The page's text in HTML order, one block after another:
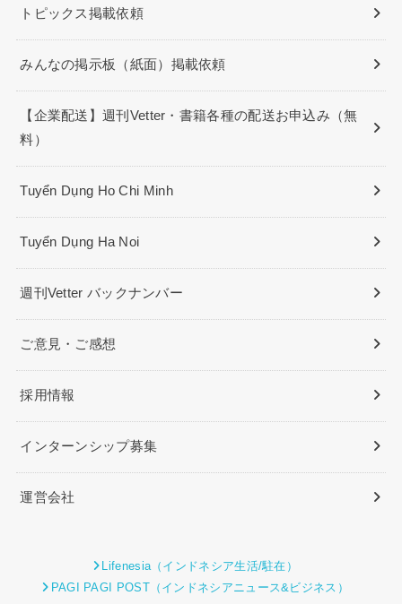
トピックス掲載依頼
みんなの掲示板（紙面）掲載依頼
【企業配送】週刊Vetter・書籍各種の配送お申込み（無
料）
Tuyển Dụng Ho Chi Minh
Tuyển Dụng Ha Noi
週刊Vetter バックナンバー
ご意見・ご感想
採用情報
インターンシップ募集
運営会社
Lifenesia（インドネシア生活/駐在）
PAGI PAGI POST（インドネシアニュース&ビジネス）